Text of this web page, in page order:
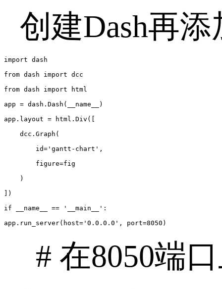
创建Dash再
import dash
from dash import dcc
from dash import html
app = dash.Dash(__name__)
app.layout = html.Div([
    dcc.Graph(
        id='gantt-chart',
        figure=fig
    )
])
if __name__ == '__main__':
app.run_server(host='0.0.0.0', port=8050)
# 在8050端